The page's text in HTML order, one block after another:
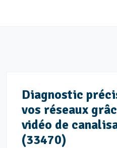
Diagnostic
vos réseaux
vidéo de
(33470)